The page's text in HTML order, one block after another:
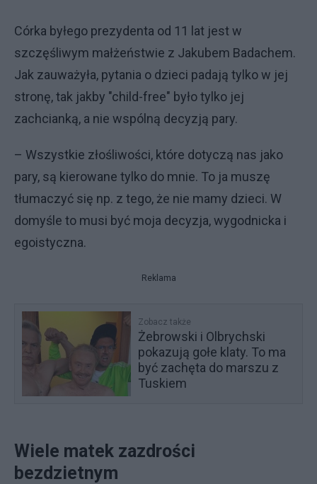
Córka byłego prezydenta od 11 lat jest w
szczęśliwym małżeństwie z Jakubem Badachem.
Jak zauważyła, pytania o dzieci padają tylko w jej
stronę, tak jakby "child-free" było tylko jej
zachcianką, a nie wspólną decyzją pary.
– Wszystkie złośliwości, które dotyczą nas jako
pary, są kierowane tylko do mnie. To ja muszę
tłumaczyć się np. z tego, że nie mamy dzieci. W
domyśle to musi być moja decyzja, wygodnicka i
egoistyczna.
Reklama
Zobacz także
Żebrowski i Olbrychski
pokazują gołe klaty. To ma
być zachęta do marszu z
Tuskiem
Wiele matek zazdrości
bezdzietnym